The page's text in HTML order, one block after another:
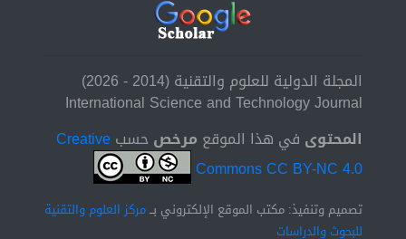
المجلة الدولية للعلوم والتقنية (2014 - 2026)
International Science and Technology Journal
المحتوى في هذا الموقع مرخصحسبCreative
Commons CC BY-NC 4.0
تصميم وتنفيذ: مكتب الموقع الإلكتروني بــمركز العلوم والتقنية
للبحوث والدراسات